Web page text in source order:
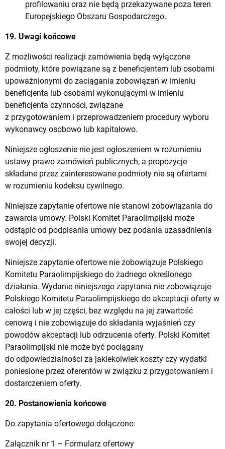
profilowaniu oraz nie będą przekazywane poza teren
Europejskiego Obszaru Gospodarczego.
19. Uwagi końcowe
Z możliwości realizacji zamówienia będą wyłączone
podmioty, które powiązane są z beneficjentem lub osobami
upoważnionymi do zaciągania zobowiązań w imieniu
beneficjenta lub osobami wykonującymi w imieniu
beneficjenta czynności, związane
z przygotowaniem i przeprowadzeniem procedury wyboru
wykonawcy osobowo lub kapitałowo.
Niniejsze ogłoszenie nie jest ogłoszeniem w rozumieniu
ustawy prawo zamówień publicznych, a propozycje
składane przez zainteresowane podmioty nie są ofertami
w rozumieniu kodeksu cywilnego.
Niniejsze zapytanie ofertowe nie stanowi zobowiązania do
zawarcia umowy. Polski Komitet Paraolimpijski może
odstąpić od podpisania umowy bez podania uzasadnienia
swojej decyzji.
Niniejsze zapytanie ofertowe nie zobowiązuje Polskiego
Komitetu Paraolimpijskiego do żadnego określonego
działania. Wydanie niniejszego zapytania nie zobowiązuje
Polskiego Komitetu Paraolimpijskiego do akceptacji oferty w
całości lub w jej części, bez względu na jej zawartość
cenową i nie zobowiązuje do składania wyjaśnień czy
powodów akceptacji lub odrzucenia oferty. Polski Komitet
Paraolimpijski nie może być pociągany
do odpowiedzialności za jakiekolwiek koszty czy wydatki
poniesione przez oferentów w związku z przygotowaniem i
dostarczeniem oferty.
20. Postanowienia końcowe
Do zapytania ofertowego dołączono:
Załącznik nr 1 – Formularz ofertowy